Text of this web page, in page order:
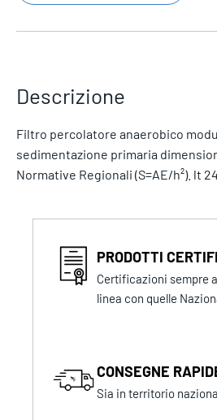
Descrizione
Filtro percolatore anaerobico
sedimentazione primaria
Normative Regionali (S=AE/h²). lt
PRODOTTI
Certificazioni sempre
linea con quelle
CONSEGNE
Sia in territorio